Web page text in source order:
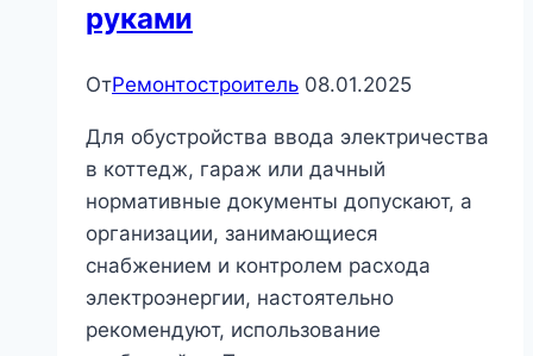
руками
ОтРемонтостроитель 08.01.2025
Для обустройства ввода электричества
в коттедж, гараж или дачный
нормативные документы допускают, а
организации, занимающиеся
снабжением и контролем расхода
электроэнергии, настоятельно
рекомендуют, использование